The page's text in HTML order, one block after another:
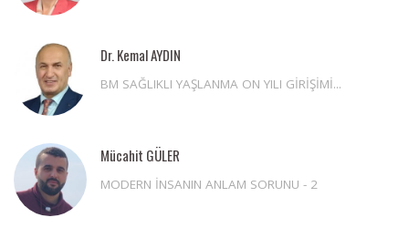
Dr. Kemal AYDIN
BM SAĞLIKLI YAŞLANMA ON YILI GİRİŞİMİ...
Mücahit GÜLER
MODERN İNSANIN ANLAM SORUNU - 2